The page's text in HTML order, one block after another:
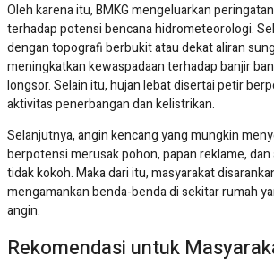
Oleh karena itu, BMKG mengeluarkan
terhadap potensi bencana hidrometeorologi.
dengan topografi berbukit atau dekat aliran
meningkatkan kewaspadaan terhadap banjir
longsor. Selain itu, hujan lebat disertai petir
aktivitas penerbangan dan kelistrikan.
Selanjutnya, angin kencang yang mungkin
berpotensi merusak pohon, papan reklame,
tidak kokoh. Maka dari itu, masyarakat
mengamankan benda-benda di sekitar rumah
angin.
Rekomendasi untuk